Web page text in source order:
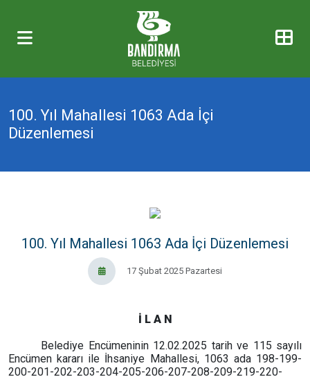
100. Yıl Mahallesi 1063 Ada İçi
Düzenlemesi
100. Yıl Mahallesi 1063 Ada İçi Düzenlemesi
17 Şubat 2025 Pazartesi
İ L A N
Belediye Encümeninin 12.02.2025 tarih ve 115 sayılı
Encümen kararı ile İhsaniye Mahallesi, 1063 ada 198-199-
200-201-202-203-204-205-206-207-208-209-219-220-